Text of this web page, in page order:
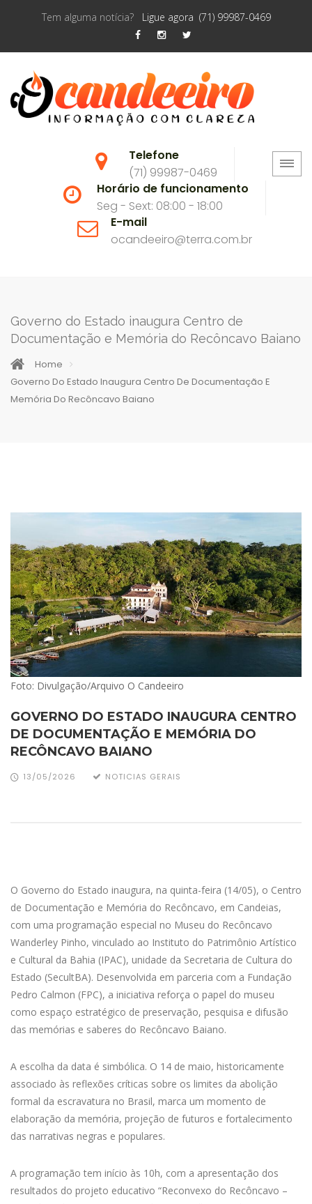
Tem alguma notícia? Ligue agora (71) 99987-0469
Telefone
(71) 99987-0469
Horário de funcionamento
Seg - Sext: 08:00 - 18:00
E-mail
ocandeeiro@terra.com.br
Governo do Estado inaugura Centro de
Documentação e Memória do Recôncavo Baiano
Home
Governo Do Estado Inaugura Centro De Documentação E
Memória Do Recôncavo Baiano
Foto: Divulgação/Arquivo O Candeeiro
GOVERNO DO ESTADO INAUGURA CENTRO
DE DOCUMENTAÇÃO E MEMÓRIA DO
RECÔNCAVO BAIANO
13/05/2026 NOTICIAS GERAIS
O Governo do Estado inaugura, na quinta-feira (14/05), o Centro
de Documentação e Memória do Recôncavo, em Candeias,
com uma programação especial no Museu do Recôncavo
Wanderley Pinho, vinculado ao Instituto do Patrimônio Artístico
e Cultural da Bahia (IPAC), unidade da Secretaria de Cultura do
Estado (SecultBA). Desenvolvida em parceria com a Fundação
Pedro Calmon (FPC), a iniciativa reforça o papel do museu
como espaço estratégico de preservação, pesquisa e difusão
das memórias e saberes do Recôncavo Baiano.
A escolha da data é simbólica. O 14 de maio, historicamente
associado às reflexões críticas sobre os limites da abolição
formal da escravatura no Brasil, marca um momento de
elaboração da memória, projeção de futuros e fortalecimento
das narrativas negras e populares.
A programação tem início às 10h, com a apresentação dos
resultados do projeto educativo “Reconvexo do Recôncavo –